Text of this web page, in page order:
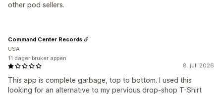
other pod sellers.
8. juli 2026
This app is complete garbage, top to bottom. I used this
looking for an alternative to my pervious drop-shop T-Shirt
Command Center Records
USA
11 dager bruker appen